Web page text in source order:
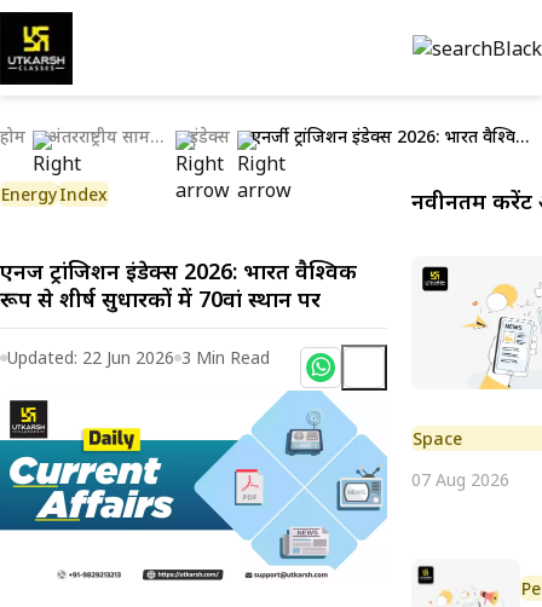
होम अंतरराष्ट्रीय सामयिकी इंडेक्स एनर्जी ट्रांजिशन इंडेक्स 2026: भारत वैश्विक रूप से शीर्ष सुधारकों में 70वां स्थान पर
EnergyIndex
एनर्जी ट्रांजिशन इंडेक्स 2026: भारत वैश्विक
रूप से शीर्ष सुधारकों में 70वां स्थान पर
Updated: 22 Jun 2026 3 Min Read
नवीनतम करेंट
Space
07 Aug 2026